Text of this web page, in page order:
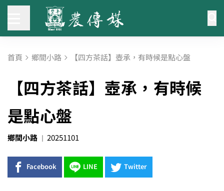
首頁 鄉間小路 【四方茶話】壺承，有時候是點心盤
【四方茶話】壺承，有時候
是點心盤
鄉間小路 20251101
Facebook LINE Twitter